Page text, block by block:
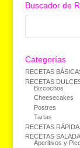
Buscador de
Categorías
RECETAS
RECETAS
Bizcochos
Cheesecakes
Postres
Tartas
RECETAS
RECETAS
Aperitivos y